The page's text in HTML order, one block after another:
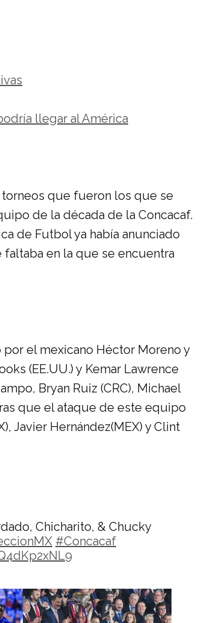
llegar al América
torneos que fueron los que se
de la década de la Concacaf.
de Futbol ya había anunciado
en la que se encuentra
el mexicano Héctor Moreno y
(EE.UU.) y Kemar Lawrence
Bryan Ruiz (CRC), Michael
que el ataque de este equipo
Javier Hernández(MEX) y Clint
Chicharito, & Chucky
#Concacaf